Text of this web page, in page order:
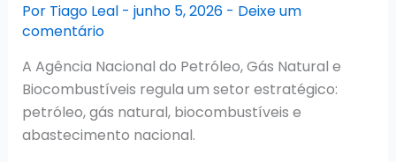
Por Tiago Leal - junho 5, 2026 - Deixe um
comentário
A Agência Nacional do Petróleo, Gás Natural e
Biocombustíveis regula um setor estratégico:
petróleo, gás natural, biocombustíveis e
abastecimento nacional.